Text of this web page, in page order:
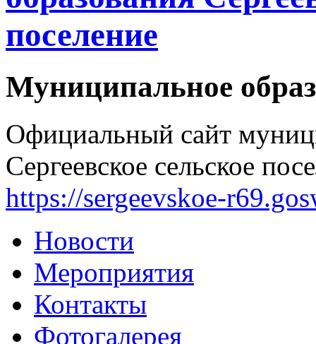
поселение
Муниципальное
Официальный сайт
Сергеевское сельское
https://sergeevskoe-
Новости
Мероприятия
Контакты
Фотогалерея